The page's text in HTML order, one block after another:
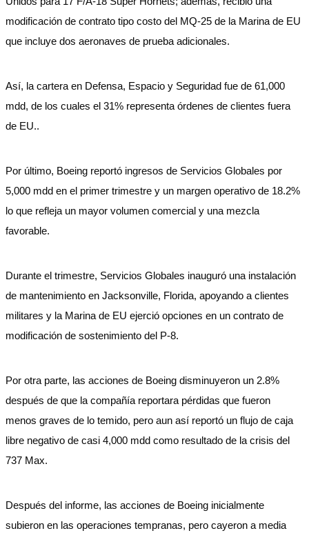
modificación de contrato tipo costo del MQ-25 de la Marina de EU
que incluye dos aeronaves de prueba adicionales.
Así, la cartera en Defensa, Espacio y Seguridad fue de 61,000
mdd, de los cuales el 31% representa órdenes de clientes fuera
de EU..
Por último, Boeing reportó ingresos de Servicios Globales por
5,000 mdd en el primer trimestre y un margen operativo de 18.2%
lo que refleja un mayor volumen comercial y una mezcla
favorable.
Durante el trimestre, Servicios Globales inauguró una instalación
de mantenimiento en Jacksonville, Florida, apoyando a clientes
militares y la Marina de EU ejerció opciones en un contrato de
modificación de sostenimiento del P-8.
Por otra parte, las acciones de Boeing disminuyeron un 2.8%
después de que la compañía reportara pérdidas que fueron
menos graves de lo temido, pero aun así reportó un flujo de caja
libre negativo de casi 4,000 mdd como resultado de la crisis del
737 Max.
Después del informe, las acciones de Boeing inicialmente
subieron en las operaciones tempranas, pero cayeron a media